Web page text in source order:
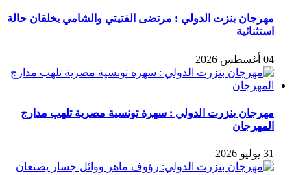
مهرجان بنزت الدولي : مرتضى الفتيتي والشامي يخلقان حالة
استثنائية
04 أغسطس 2026
مهرجان بنزرت الدولي : سهرة تونسية مصرية تلهب مدارج
المهرجان
31 يوليو 2026